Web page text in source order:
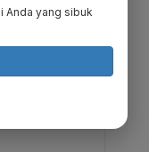
Anda yang sibuk